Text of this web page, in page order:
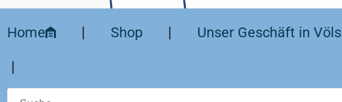
Home ❘ Shop ❘ Unser Geschäft in Völs
❘